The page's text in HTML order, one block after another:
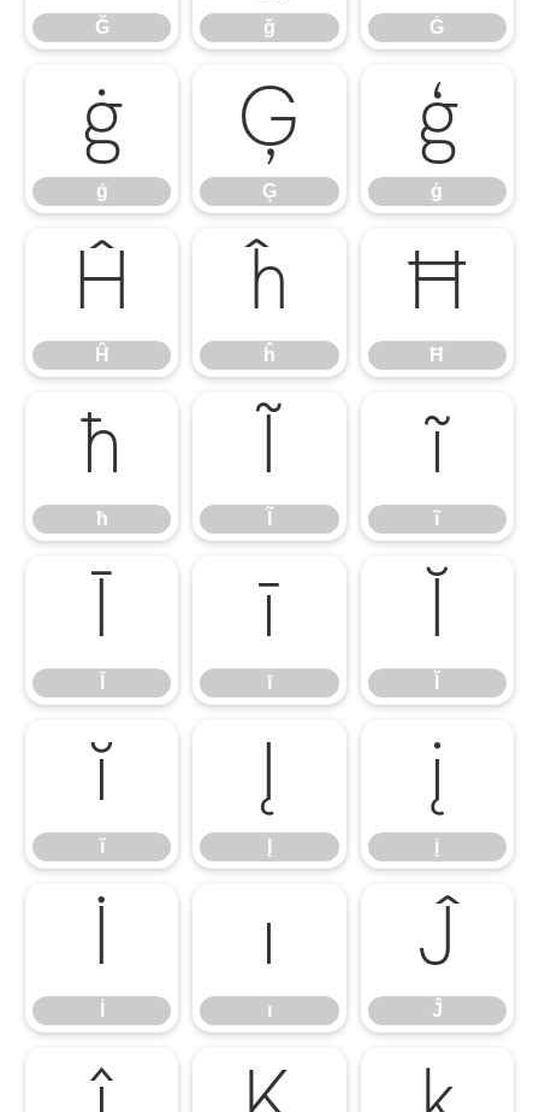
Ğ ğ Ġ
ġ
ġ
Ģ
Ģ
ģ
ģ
Ĥ
Ĥ
ĥ
ĥ
Ħ
Ħ
ħ
ħ
Ĩ ĩ
ĩ
Ī ī
ī
Ĭ
ĭ
ĭ
Į į
į
İ ı
ı
Ĵ
Ĵ